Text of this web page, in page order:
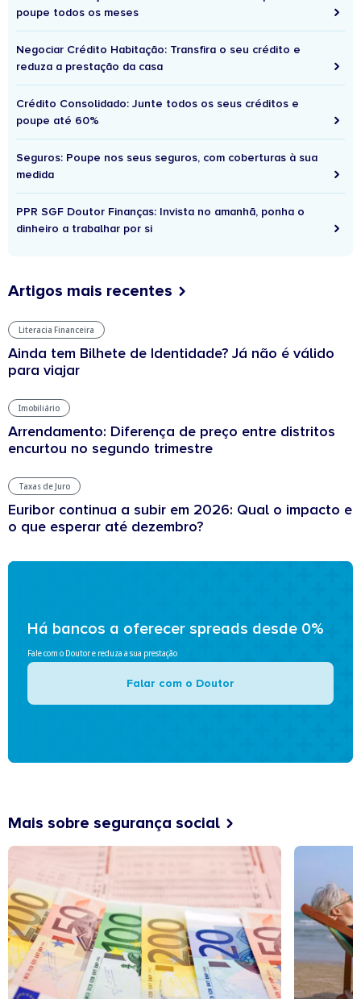
poupe todos os meses
Negociar Crédito Habitação: Transfira o seu crédito e
reduza a prestação da casa
Crédito Consolidado: Junte todos os seus créditos e
poupe até 60%
Seguros: Poupe nos seus seguros, com coberturas à sua
medida
PPR SGF Doutor Finanças: Invista no amanhã, ponha o
dinheiro a trabalhar por si
Artigos mais recentes
Literacia Financeira
Ainda tem Bilhete de Identidade? Já não é válido
para viajar
Imobiliário
Arrendamento: Diferença de preço entre distritos
encurtou no segundo trimestre
Taxas de Juro
Euribor continua a subir em 2026: Qual o impacto e
o que esperar até dezembro?
Há bancos a oferecer spreads desde 0%
Fale com o Doutor e reduza a sua prestação
Falar com o Doutor
Mais sobre segurança social